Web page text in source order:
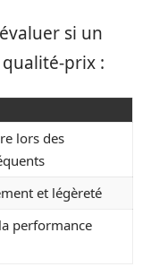
si un
prix :
lors des
et légèreté
performance